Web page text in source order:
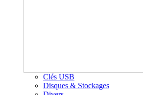
Clés USB
Disques & Stockages